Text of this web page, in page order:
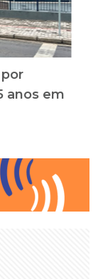
anos em